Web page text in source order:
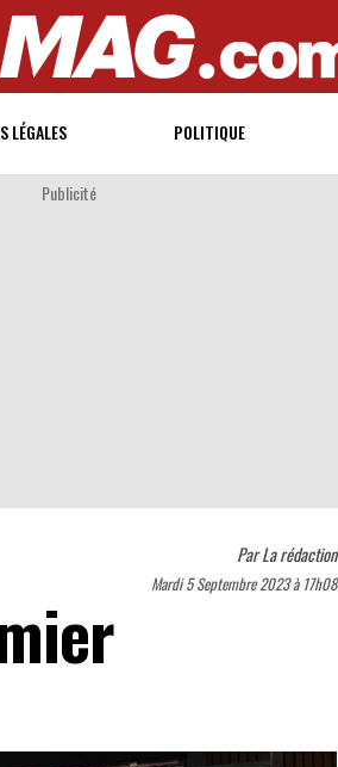
LÉGALES POLITIQUE
Publicité
ParLa rédaction
Mardi 5 Septembre 2023 à 17h08